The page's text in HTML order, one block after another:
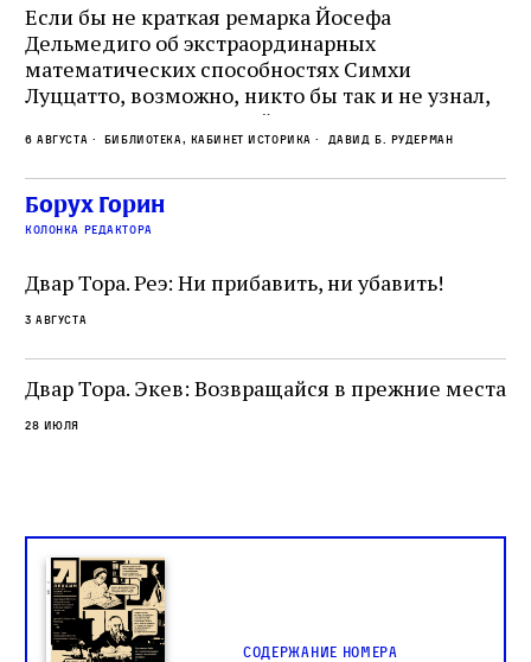
Если бы не краткая ремарка Йосефа
Дельмедиго об экстраординарных
математических способностях Симхи
Луццатто, возможно, никто бы так и не узнал,
что этот эрудированный и несколько
сварливый венецианский талмудист имел
какое‑то отношение к научной деятельности.
На протяжении почти шестидесяти лет,
вплоть до своей кончины, Луццатто был
6 августа Библиотека, кабинет историка Давид Б. Рудерман
Борух Горин
колонка редактора
Двар Тора. Реэ: Ни прибавить, ни убавить!
3 августа
Двар Тора. Экев: Возвращайся в прежние места
28 июля
Содержание номера